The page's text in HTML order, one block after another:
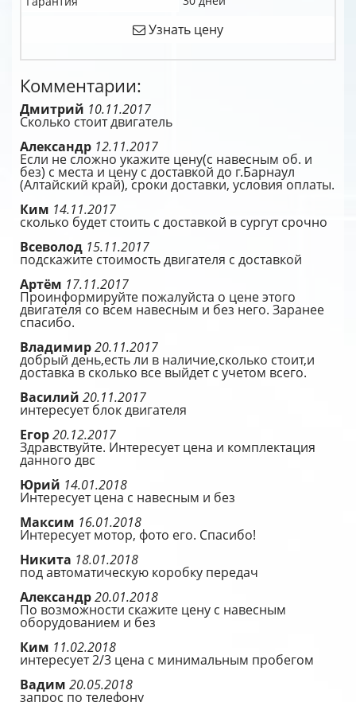
Узнать цену
Комментарии:
Дмитрий 10.11.2017
Сколько стоит двигатель
Александр 12.11.2017
Если не сложно укажите цену(с навесным об. и
без) с места и цену с доставкой до г.Барнаул
(Алтайский край), сроки доставки, условия оплаты.
Ким 14.11.2017
сколько будет стоить с доставкой в сургут срочно
Всеволод 15.11.2017
подскажите стоимость двигателя с доставкой
Артём 17.11.2017
Проинформируйте пожалуйста о цене этого
двигателя со всем навесным и без него. Заранее
спасибо.
Владимир20.11.2017
добрый день,есть ли в наличие,сколько стоит,и
доставка в сколько все выйдет с учетом всего.
Василий 20.11.2017
интересует блок двигателя
Егор20.12.2017
Здравствуйте. Интересует цена и комплектация
данного двс
Юрий 14.01.2018
Интересует цена с навесным и без
Максим 16.01.2018
Интересует мотор, фото его. Спасибо!
Никита 18.01.2018
под автоматическую коробку передач
Александр20.01.2018
По возможности скажите цену с навесным
оборудованием и без
Ким 11.02.2018
интересует 2/3 цена с минимальным пробегом
Вадим 20.05.2018
запрос по телефону